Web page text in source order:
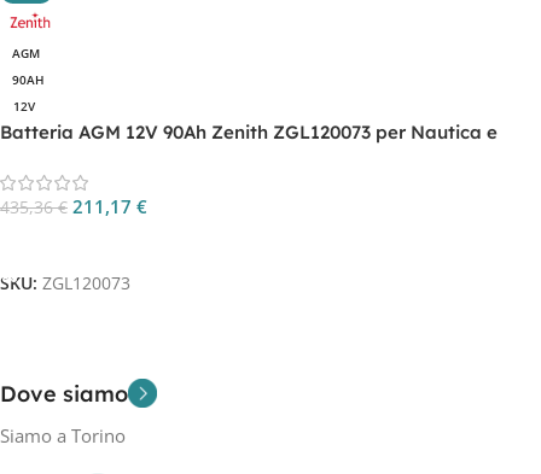
AGM
90AH
12V
Batteria AGM 12V 90Ah Zenith ZGL120073 per Nautica e
435,36€ 211,17 €
SKU: ZGL120073
Dove siamo
Siamo a Torino